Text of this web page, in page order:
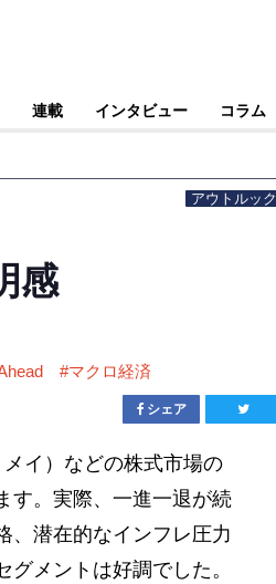
連載 インタビュー コラム
アウトルック
感
#マクロ経済
シェア
イ）などの株式市場の
す。実際、一進一退が続
、潜在的なインフレ圧力
メントは好調でした。